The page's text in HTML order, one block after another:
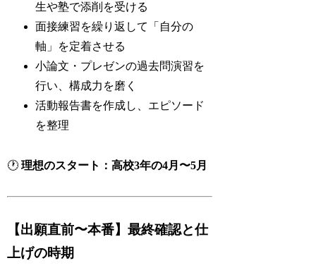
生や塾で添削を受ける
面接練習を繰り返して「自分の
軸」を定着させる
小論文・プレゼンの過去問演習を
行い、構成力を磨く
活動報告書を作成し、エピソード
を整理
🕐理想のスタート：高校3年の4月〜5月
【出願直前〜本番】最終確認と仕
上げの時期